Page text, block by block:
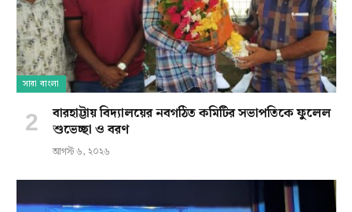
সারা বাংলা
বারহাট্টায় বিদ্যালয়ের নবগঠিত কমিটির সভাপতিকে ফুলেল
শুভেচ্ছা ও বরণ
আগস্ট ৬, ২০২৬